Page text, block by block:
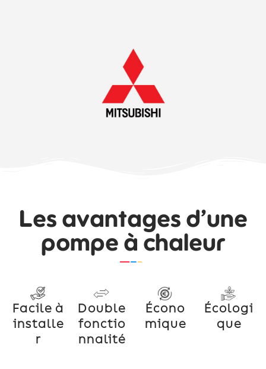
Les avantages d’une
pompe à chaleur
Facile à
installe
r
Double
fonctio
nnalité
Écono
mique
Écologi
que